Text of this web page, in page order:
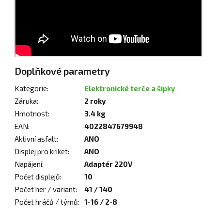
Doplňkové parametry
Kategorie:
Elektronické terče a šipky
Záruka:
2 roky
Hmotnost:
3.4 kg
EAN:
4022847679948
Aktivní asfalt:
ANO
Displej pro kriket:
ANO
Napájení:
Adaptér 220V
Počet displejů:
10
Počet her / variant:
41 / 140
Počet hráčů / týmů:
1-16 / 2-8